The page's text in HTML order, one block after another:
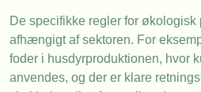
De specifikke regler for økologisk
afhængigt af sektoren. For
foder i husdyrproduktionen, hvor
anvendes, og der er klare